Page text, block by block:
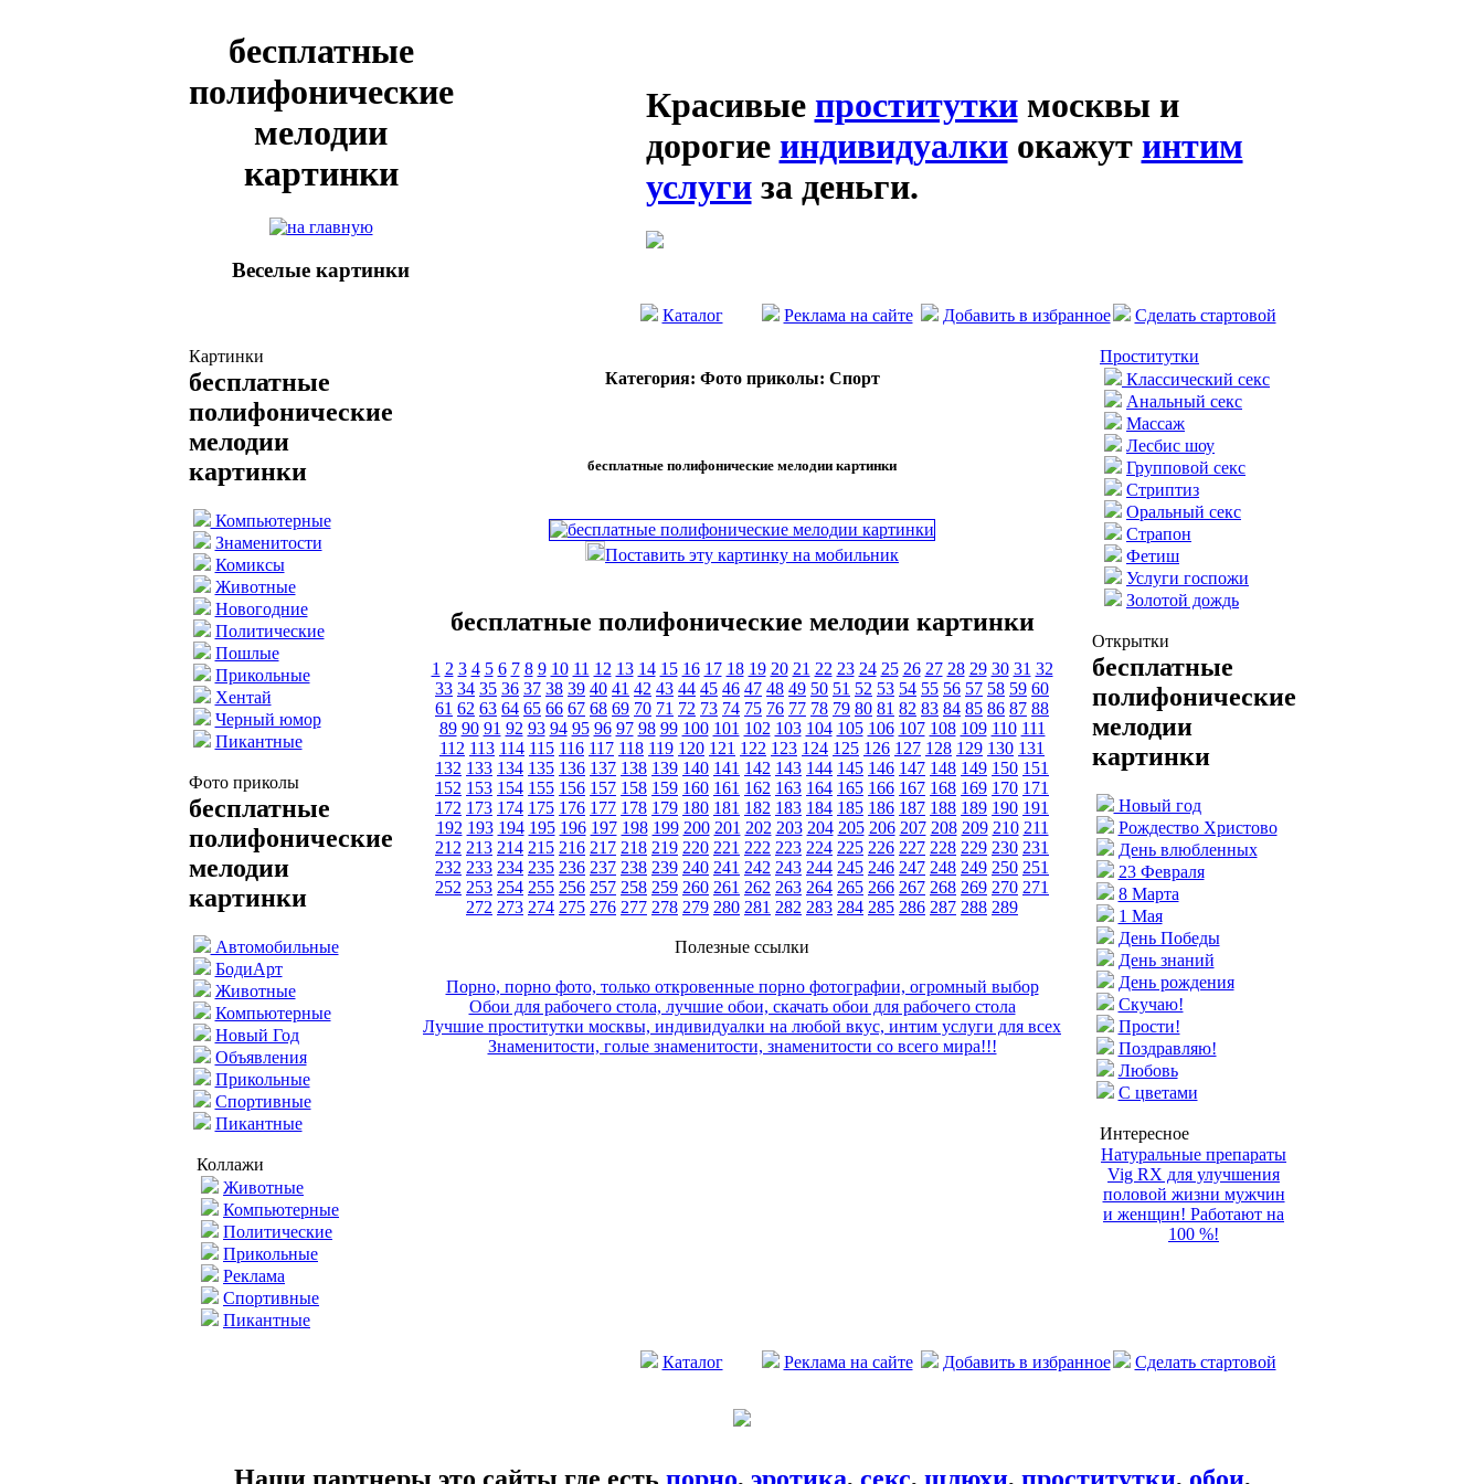
бесплатные
полифонические
мелодии
картинки
Веселые картинки
Красивые проституткимосквы и
дорогие индивидуалкиокажут интим
услугиза деньги.
Каталог Реклама на сайте Добавить в избранное Сделать стартовой
Картинки
бесплатные
полифонические
мелодии
картинки
Компьютерные
Знаменитости
Комиксы
Животные
Новогодние
Политические
Пошлые
Прикольные
Хентай
Черный юмор
Пикантные
Фото приколы
бесплатные
полифонические
мелодии
картинки
Автомобильные
БодиАрт
Животные
Компьютерные
Новый Год
Объявления
Прикольные
Спортивные
Пикантные
Коллажи
Животные
Компьютерные
Политические
Прикольные
Реклама
Спортивные
Пикантные
Категория: Фото приколы: Спорт
бесплатные полифонические мелодии картинки
Поставить эту картинку на мобильник
бесплатные полифонические мелодии картинки
1 2 3 4 5 6 7 8 9 10 11 12 13 14 15 16 17 18 19 20 21 22 23 24 25 26 27 28 29 30 31 32
33 34 35 36 37 38 39 40 41 42 43 44 45 46 47 48 49 50 51 52 53 54 55 56 57 58 59 60
61 62 63 64 65 66 67 68 69 70 71 72 73 74 75 76 77 78 79 80 81 82 83 84 85 86 87 88
89 90 91 92 93 94 95 96 97 98 99 100 101 102 103 104 105 106 107 108 109 110 111
112 113 114 115 116 117 118 119 120 121 122 123 124 125 126 127 128 129 130 131
132 133 134 135 136 137 138 139 140 141 142 143 144 145 146 147 148 149 150 151
152 153 154 155 156 157 158 159 160 161 162 163 164 165 166 167 168 169 170 171
172 173 174 175 176 177 178 179 180 181 182 183 184 185 186 187 188 189 190 191
192 193 194 195 196 197 198 199 200 201 202 203 204 205 206 207 208 209 210 211
212 213 214 215 216 217 218 219 220 221 222 223 224 225 226 227 228 229 230 231
232 233 234 235 236 237 238 239 240 241 242 243 244 245 246 247 248 249 250 251
252 253 254 255 256 257 258 259 260 261 262 263 264 265 266 267 268 269 270 271
272 273 274 275 276 277 278 279 280 281 282 283 284 285 286 287 288 289
Полезные ссылки
Порно, порно фото, только откровенные порно фотографии, огромный выбор
Обои для рабочего стола, лучшие обои, скачать обои для рабочего стола
Лучшие проститутки москвы, индивидуалки на любой вкус, интим услуги для всех
Знаменитости, голые знаменитости, знаменитости со всего мира!!!
Проститутки
Классический секс
Анальный секс
Массаж
Лесбис шоу
Групповой секс
Стриптиз
Оральный секс
Страпон
Фетиш
Услуги госпожи
Золотой дождь
Открытки
бесплатные
полифонические
мелодии
картинки
Новый год
Рождество Христово
День влюбленных
23 Февраля
8 Марта
1 Мая
День Победы
День знаний
День рождения
Скучаю!
Прости!
Поздравляю!
Любовь
С цветами
Интересное
Натуральные препараты
Vig RX для улучшения
половой жизни мужчин
и женщин! Работают на
100 %!
Каталог Реклама на сайте Добавить в избранное Сделать стартовой